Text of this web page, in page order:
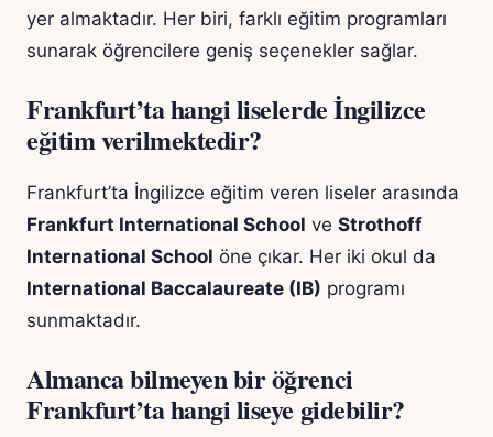
yer almaktadır. Her biri, farklı eğitim programları
sunarak öğrencilere geniş seçenekler sağlar.
Frankfurt’ta hangi liselerde İngilizce
eğitim verilmektedir?
Frankfurt’ta İngilizce eğitim veren liseler arasında
Frankfurt International School ve Strothoff
International School öne çıkar. Her iki okul da
International Baccalaureate (IB) programı
sunmaktadır.
Almanca bilmeyen bir öğrenci
Frankfurt’ta hangi liseye gidebilir?